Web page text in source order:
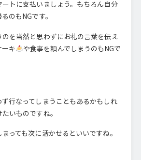
トに支払いましょう。もちろん自分
のもNGです。
を当然と思わずにお礼の言葉を伝え
キ
や食事を頼んでしまうのもNGで
行なってしまうこともあるかもしれ
いものですね。
っても次に活かせるといいですね。